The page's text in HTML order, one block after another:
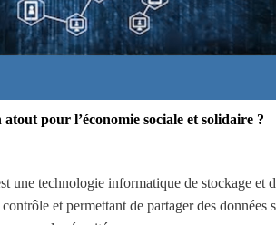
pour l’économie sociale et solidaire ?
une technologie informatique de stockage et
et permettant de partager des données